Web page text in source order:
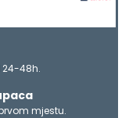
24-48h.
mjestu.